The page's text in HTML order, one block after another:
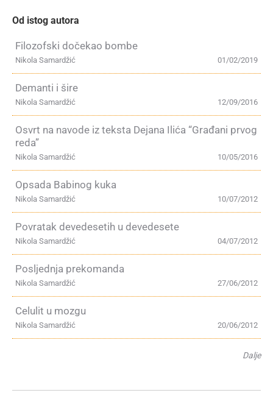
Od istog autora
Filozofski dočekao bombe
01/02/2019
Nikola Samardžić
Demanti i šire
12/09/2016
Nikola Samardžić
Osvrt na navode iz teksta Dejana Ilića “Građani prvog
reda”
10/05/2016
Nikola Samardžić
Opsada Babinog kuka
10/07/2012
Nikola Samardžić
Povratak devedesetih u devedesete
04/07/2012
Nikola Samardžić
Posljednja prekomanda
27/06/2012
Nikola Samardžić
Celulit u mozgu
20/06/2012
Nikola Samardžić
Dalje